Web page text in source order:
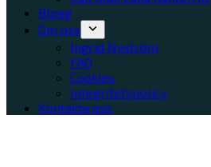
Blogg
Om oss
Ingrid Nyström
FAQ
Cookies
Integritetspolicy
Kontakta oss